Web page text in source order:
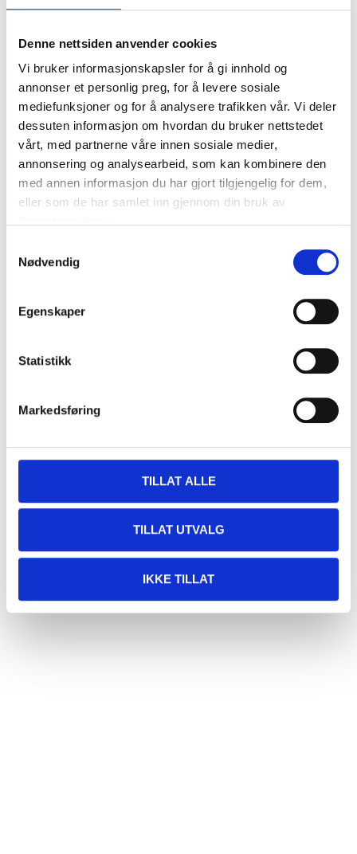
Denne nettsiden anvender cookies
Vi bruker informasjonskapsler for å gi innhold og
annonser et personlig preg, for å levere sosiale
mediefunksjoner og for å analysere trafikken vår. Vi deler
dessuten informasjon om hvordan du bruker nettstedet
vårt, med partnerne våre innen sosiale medier,
annonsering og analysearbeid, som kan kombinere den
med annen informasjon du har gjort tilgjengelig for dem,
eller som de har samlet inn gjennom din bruk av
Nødvendig
Egenskaper
Statistikk
Markedsføring
TILLAT ALLE
TILLAT UTVALG
IKKE TILLAT
Når du er innlogget på Mitt Biltema kan du lage og
lagre innkjøpslister!
LES MER HER